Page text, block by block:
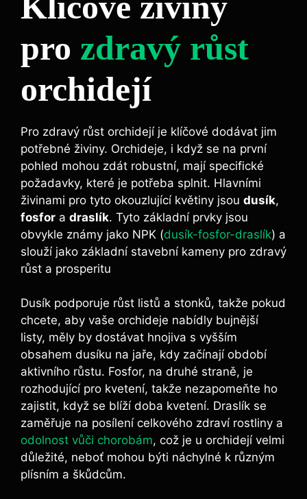
pro ⁣ zdravý růst
orchidejí
Pro zdravý​ růst orchidejí je ⁣klíčové dodávat jim
potřebné živiny. Orchideje, i když ‌se⁣ na první
‍pohled mohou⁢ zdát‍ robustní, mají⁢ specifické
požadavky, které ⁣je potřeba splnit. Hlavními
živinami pro tyto⁣ okouzlující květiny jsou dusík,
fosfor a draslík. Tyto základní prvky jsou⁢
obvykle ⁢známy⁢ jako ​NPK (dusík-fosfor-draslík) a
​slouží jako základní stavební kameny pro zdravý
růst a prosperitu
Dusík podporuje⁤ růst‌ listů a​ stonků, takže pokud
‍chcete,​ aby⁤ vaše orchideje ‍nabídly⁣ bujnější
listy, měly by dostávat hnojiva s vyšším⁣
obsahem dusíku na jaře, kdy začínají ​období
aktivního růstu. Fosfor, na druhé straně, je
rozhodující ​pro kvetení, takže nezapomeňte ho
zajistit, když ⁣se blíží doba ‍kvetení. Draslík se
‍zaměřuje na ​posílení celkového zdraví rostliny a
odolnost vůči chorobám, ⁣což je u ⁢orchidejí velmi⁢
důležité, neboť‍ mohou býti náchylné k různým
‍plísním a škůdcům.